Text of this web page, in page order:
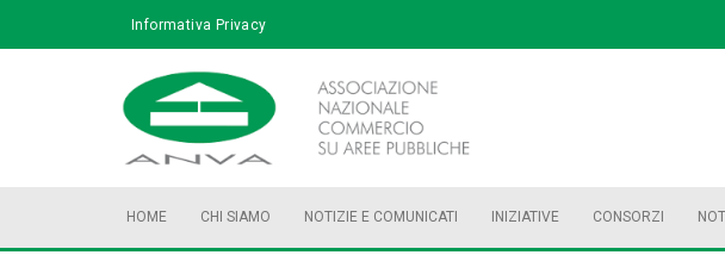
Informativa Privacy
HOME CHI SIAMO NOTIZIE E COMUNICATI INIZIATIVE CONSORZI